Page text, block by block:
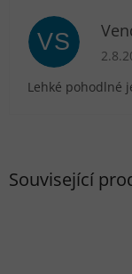
Související
VS
Lehké pohodlné